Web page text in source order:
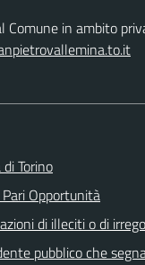
Comune in ambito
Torino
Opportunità
di illeciti o di
pubblico che